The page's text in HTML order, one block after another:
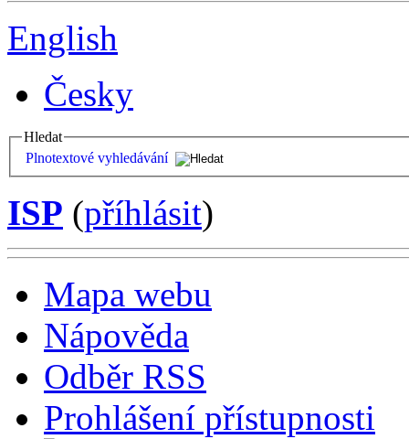
English
Česky
Hledat
Plnotextové vyhledávání
ISP (příhlásit)
Mapa webu
Nápověda
Odběr RSS
Prohlášení přístupnosti